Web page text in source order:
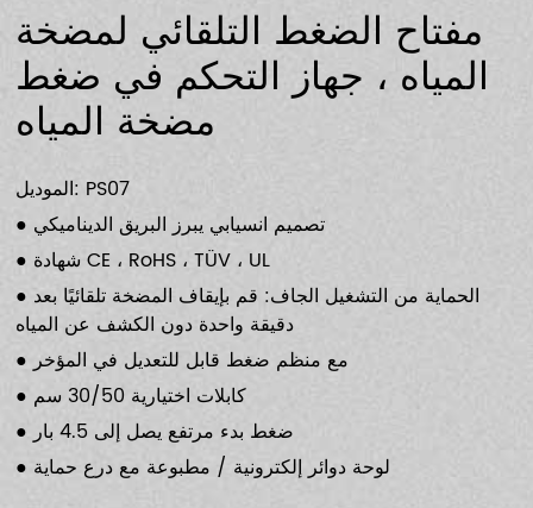
مفتاح الضغط التلقائي لمضخة
المياه ، جهاز التحكم في ضغط
مضخة المياه
الموديل: PS07
● تصميم انسيابي يبرز البريق الديناميكي
● شهادة CE ، RoHS ، TÜV ، UL
● الحماية من التشغيل الجاف: قم بإيقاف المضخة تلقائيًا بعد
دقيقة واحدة دون الكشف عن المياه
● مع منظم ضغط قابل للتعديل في المؤخر
● كابلات اختيارية 30/50 سم
● ضغط بدء مرتفع يصل إلى 4.5 بار
● لوحة دوائر إلكترونية / مطبوعة مع درع حماية